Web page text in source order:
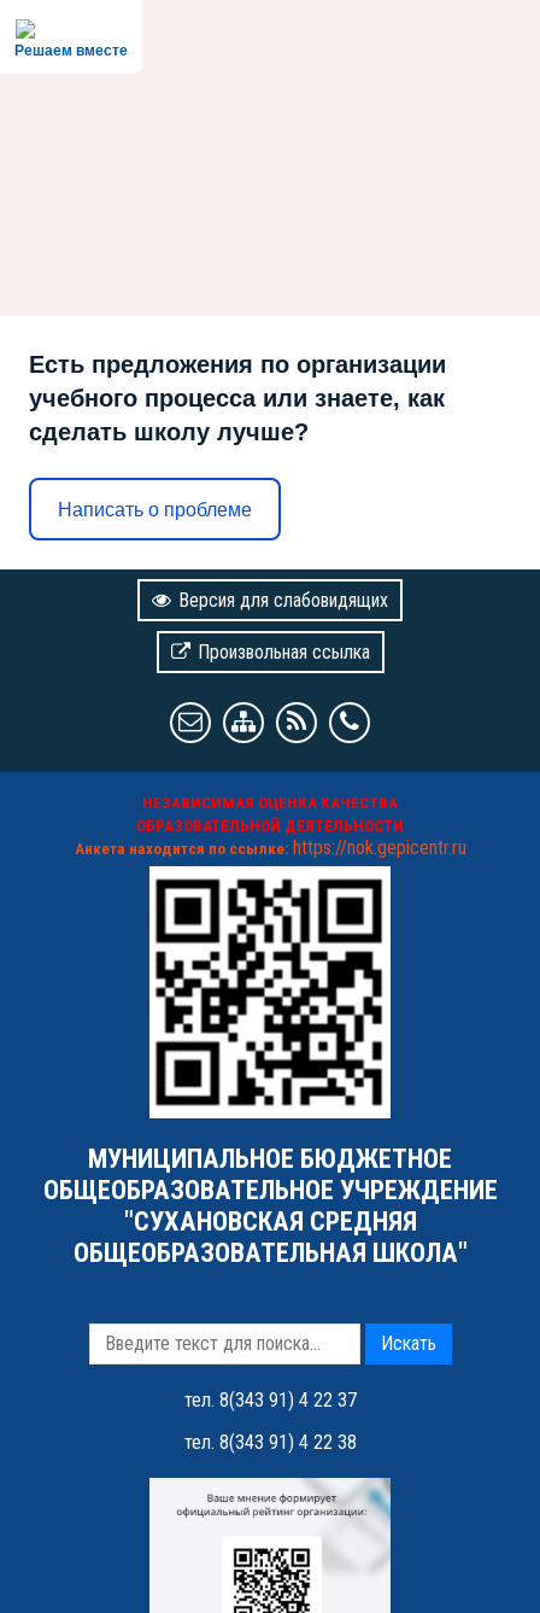
Решаем вместе
Есть предложения по организации
учебного процесса или знаете, как
сделать школу лучше?
Написать о проблеме
Версия для слабовидящих
Произвольная ссылка
НЕЗАВИСИМАЯ ОЦЕНКА КАЧЕСТВА
ОБРАЗОВАТЕЛЬНОЙ ДЕЯТЕЛЬНОСТИ
Анкета находится по ссылке: https://nok.gepicentr.ru
МУНИЦИПАЛЬНОЕ БЮДЖЕТНОЕ
ОБЩЕОБРАЗОВАТЕЛЬНОЕ УЧРЕЖДЕНИЕ
"СУХАНОВСКАЯ СРЕДНЯЯ
ОБЩЕОБРАЗОВАТЕЛЬНАЯ ШКОЛА"
Искать
тел. 8(343 91) 4 22 37
тел. 8(343 91) 4 22 38